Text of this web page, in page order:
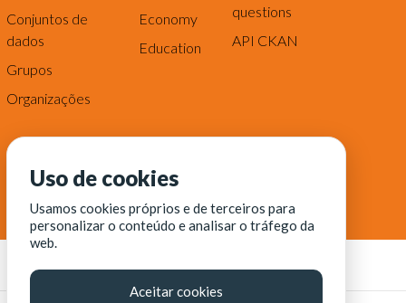
Conjuntos de
dados
Grupos
Organizações
Economy
Education
questions
API CKAN
Uso de cookies
Usamos cookies próprios e de terceiros para
personalizar o conteúdo e analisar o tráfego da
web.
Aceitar cookies